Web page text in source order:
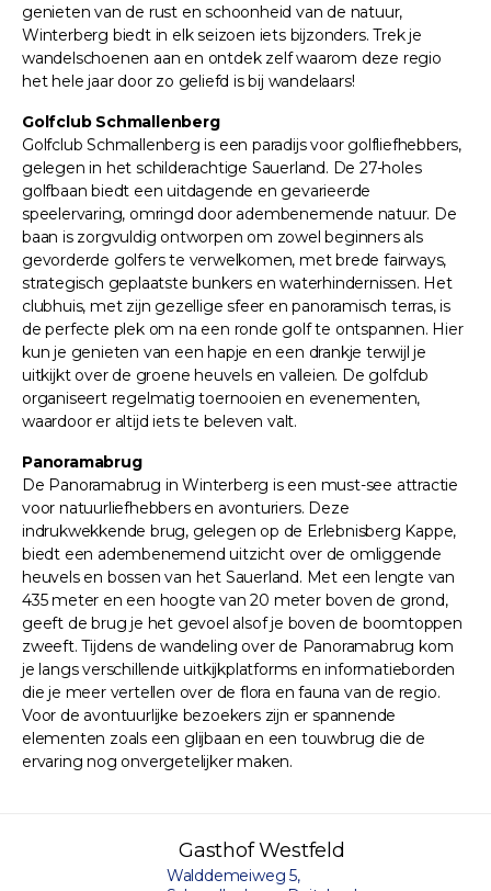
genieten van de rust en schoonheid van de natuur,
Winterberg biedt in elk seizoen iets bijzonders. Trek je
wandelschoenen aan en ontdek zelf waarom deze regio
het hele jaar door zo geliefd is bij wandelaars!
Golfclub Schmallenberg
Golfclub Schmallenberg is een paradijs voor golfliefhebbers,
gelegen in het schilderachtige Sauerland. De 27-holes
golfbaan biedt een uitdagende en gevarieerde
speelervaring, omringd door adembenemende natuur. De
baan is zorgvuldig ontworpen om zowel beginners als
gevorderde golfers te verwelkomen, met brede fairways,
strategisch geplaatste bunkers en waterhindernissen. Het
clubhuis, met zijn gezellige sfeer en panoramisch terras, is
de perfecte plek om na een ronde golf te ontspannen. Hier
kun je genieten van een hapje en een drankje terwijl je
uitkijkt over de groene heuvels en valleien. De golfclub
organiseert regelmatig toernooien en evenementen,
waardoor er altijd iets te beleven valt.
Panoramabrug
De Panoramabrug in Winterberg is een must-see attractie
voor natuurliefhebbers en avonturiers. Deze
indrukwekkende brug, gelegen op de Erlebnisberg Kappe,
biedt een adembenemend uitzicht over de omliggende
heuvels en bossen van het Sauerland. Met een lengte van
435 meter en een hoogte van 20 meter boven de grond,
geeft de brug je het gevoel alsof je boven de boomtoppen
zweeft. Tijdens de wandeling over de Panoramabrug kom
je langs verschillende uitkijkplatforms en informatieborden
die je meer vertellen over de flora en fauna van de regio.
Voor de avontuurlijke bezoekers zijn er spannende
elementen zoals een glijbaan en een touwbrug die de
ervaring nog onvergetelijker maken.
Gasthof Westfeld
Walddemeiweg 5,